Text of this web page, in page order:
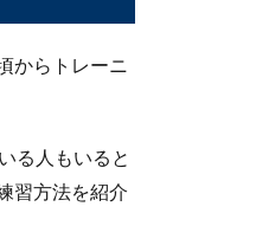
ると思います
からトレーニ
る人もいると
習方法を紹介